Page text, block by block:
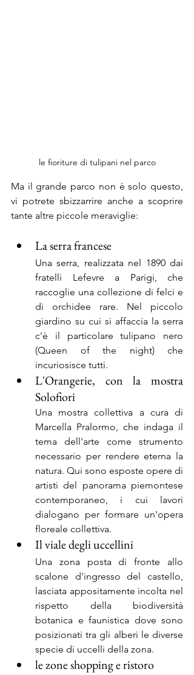
le fioriture di tulipani nel parco
Ma il grande parco non è solo questo,
vi potrete sbizzarrire anche a scoprire
tante altre piccole meraviglie:
La serra francese
Una serra, realizzata nel 1890 dai
fratelli Lefevre a Parigi, che
raccoglie una collezione di felci e
di orchidee rare. Nel piccolo
giardino su cui si affaccia la serra
c'è il particolare tulipano nero
(Queen of the night) che
incuriosisce tutti.
L'Orangerie, con la mostra
Solofiori
Una mostra collettiva a cura di
Marcella Pralormo, che indaga il
tema dell'arte come strumento
necessario per rendere eterna la
natura. Qui sono esposte opere di
artisti del panorama piemontese
contemporaneo, i cui lavori
dialogano per formare un'opera
floreale collettiva.
Il viale degli uccellini
Una zona posta di fronte allo
scalone d'ingresso del castello,
lasciata appositamente incolta nel
rispetto della biodiversità
botanica e faunistica dove sono
posizionati tra gli alberi le diverse
specie di uccelli della zona.
le zone shopping e ristoro